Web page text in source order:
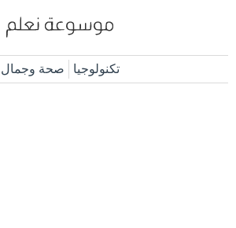
تكنولوجيا صحة وجمال